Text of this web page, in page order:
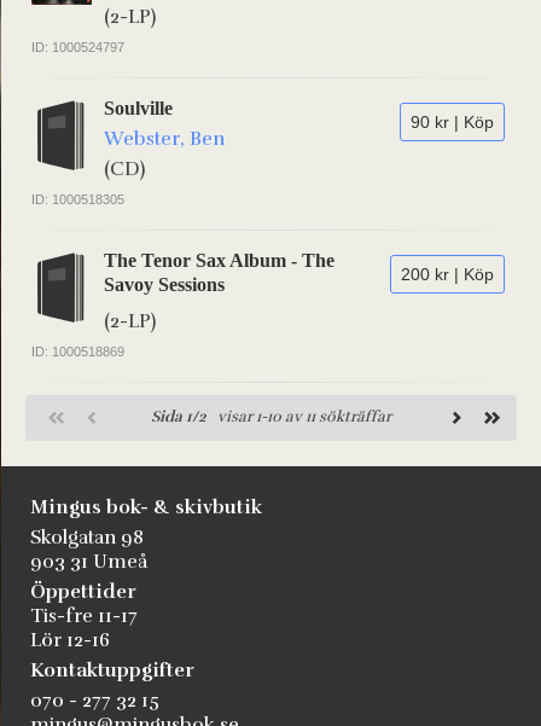
(2-LP)
ID: 1000524797
90 kr | Köp
Soulville
Webster, Ben
(CD)
ID: 1000518305
200 kr | Köp
The Tenor Sax Album - The
Savoy Sessions
(2-LP)
ID: 1000518869
Sida 1/2 visar 1-10 av 11 sökträffar
Mingus bok- & skivbutik
Skolgatan 98
903 31 Umeå
Öppettider
Tis-fre 11-17
Lör 12-16
Kontaktuppgifter
070 - 277 32 15